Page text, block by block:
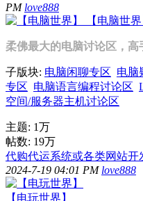
PM love888
【电脑世界
柔佛最大的电脑讨论区，高
子版块: 电脑闲聊专区 电脑
专区 电脑语言编程讨论区
空间/服务器主机讨论区
主题: 1万
帖数: 19万
代购代运系统或各类网站开
2024-7-19 04:01 PM love888
【电玩世界】